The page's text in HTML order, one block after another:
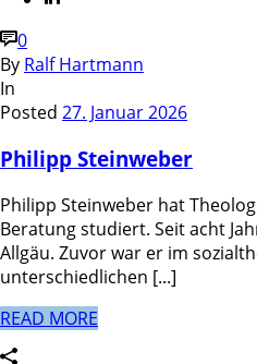
0
By Ralf Hartmann
In
Posted 27. Januar 2026
Philipp Steinweber
Philipp Steinweber hat
Beratung studiert. Seit acht
Allgäu. Zuvor war er im
unterschiedlichen [...]
READ MORE